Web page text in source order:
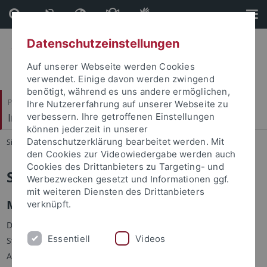
Direkt
zum
Inhalt
Direkt
zur
Fußleiste
Philosophische Fakultät
Institut für Medienwissenschaft
Sie sind hier: Startseite ... Studium
Studium
Medien studieren – Medien erleben
Das Institut für Medienwissenschaft bietet B.A.- und M.A.-
Studiengänge an, über die Sie sich hier informieren können.
Alle Studiengänge stehen für eine enge Verflechtung von
Datenschutzeinstellungen
Auf unserer Webseite werden Cookies
verwendet. Einige davon werden zwingend
benötigt, während es uns andere ermöglichen,
Ihre Nutzererfahrung auf unserer Webseite zu
verbessern. Ihre getroffenen Einstellungen
können jederzeit in unserer
Datenschutzerklärung bearbeitet werden. Mit
den Cookies zur Videowiedergabe werden auch
Cookies des Drittanbieters zu Targeting- und
Werbezwecken gesetzt und Informationen ggf.
mit weiteren Diensten des Drittanbieters
verknüpft.
Essentiell Videos